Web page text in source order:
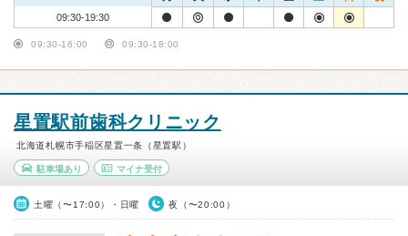
09:30-19:30
09:30-16:00 09:30-18:00
星置駅前歯科クリニック
北海道札幌市手稲区星置一条（星置駅）
駐車場あり マイナ受付
土曜（〜17:00）・日曜 夜（〜20:00）